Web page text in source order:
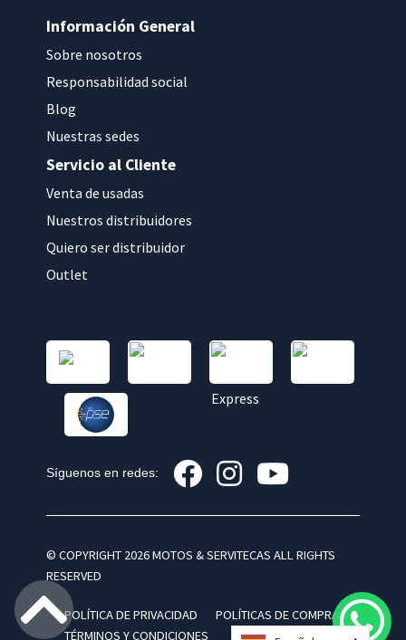
Información General
Sobre nosotros
Responsabilidad social
Blog
Nuestras sedes
Servicio al Cliente
Venta de usadas
Nuestros distribuidores
Quiero ser distribuidor
Outlet
Síguenos en redes:
© COPYRIGHT 2026 MOTOS & SERVITECAS ALL RIGHTS
RESERVED
POLÍTICA DE PRIVACIDAD
POLÍTICAS DE COMPRA
TÉRMINOS Y CONDICIONES